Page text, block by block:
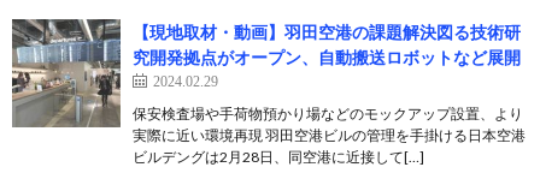
【現地取材・動画】羽田空港の課題解決図る技術研
究開発拠点がオープン、自動搬送ロボットなど展開
2024.02.29
保安検査場や手荷物預かり場などのモックアップ設置、より
実際に近い環境再現 羽田空港ビルの管理を手掛ける日本空港
ビルデングは2月28日、同空港に近接して[…]